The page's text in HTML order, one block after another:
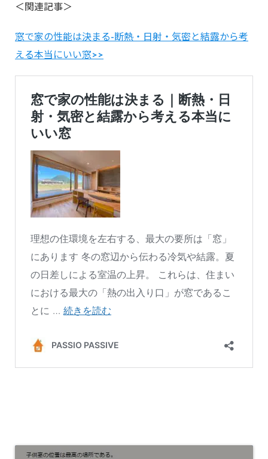
＜関連記事＞
窓で家の性能は決まる-断熱・日射・気密と結露から考
える本当にいい窓>>